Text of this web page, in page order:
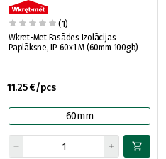
(1)
Wkret-Met Fasādes Izolācijas
Paplāksne, IP 60x1 M (60mm 100gb)
11.25 €/pcs
60mm